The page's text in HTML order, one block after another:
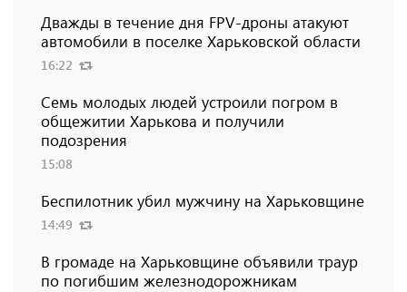
Дважды в течение дня FPV-дроны атакуют
автомобили в поселке Харьковской области
16:22
Семь молодых людей устроили погром в
общежитии Харькова и получили
подозрения
15:08
Беспилотник убил мужчину на Харьковщине
14:49
В громаде на Харьковщине объявили траур
по погибшим железнодорожникам